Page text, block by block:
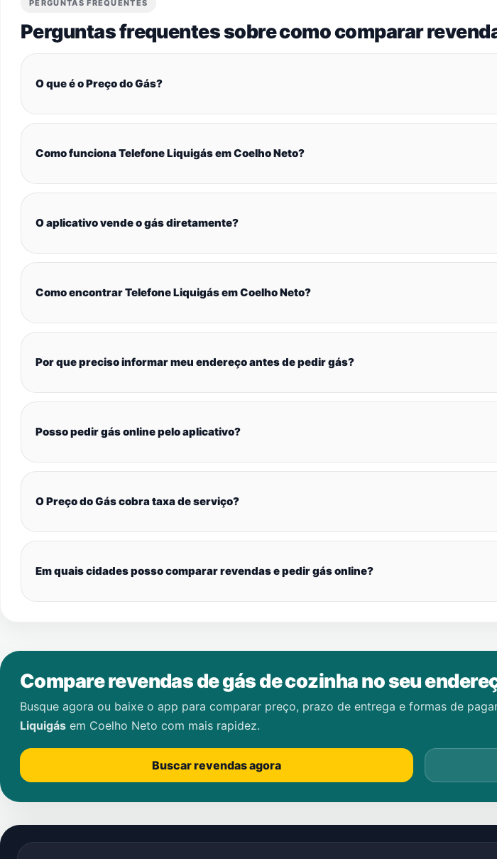
PERGUNTAS FREQUENTES
Perguntas frequentes sobre como comparar
O que é o Preço do Gás?
Como funciona Telefone Liquigás em Coelho Neto?
O aplicativo vende o gás diretamente?
Como encontrar Telefone Liquigás em Coelho Neto?
Por que preciso informar meu endereço antes de pedir gás?
Posso pedir gás online pelo aplicativo?
O Preço do Gás cobra taxa de serviço?
Em quais cidades posso comparar revendas e pedir gás online?
Compare revendas de gás de cozinha no seu
Busque agora ou baixe o app para comparar preço, prazo de entrega e formas de
Liquigás em Coelho Neto com mais rapidez.
Buscar revendas agora